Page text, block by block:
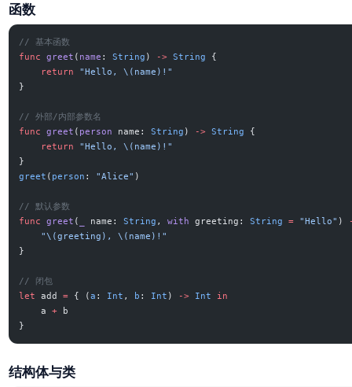
函数
// 基本函数
func
greet ( name : String ) -> String
{
    return
"Hello, \(name) !"
}
// 外部/内部参数名
func
greet ( person name: String ) -> String
{
    return
"Hello, \(name) !"
}
greet ( person : "Alice" )
// 默认参数
func
greet ( name: String , with greeting: String = "Hello" )
    "
\(greeting) , \(name) !"
}
// 闭包
let
add = { (a : Int , b : Int ) -> Int
in
    a
+ b
}
结构体与类